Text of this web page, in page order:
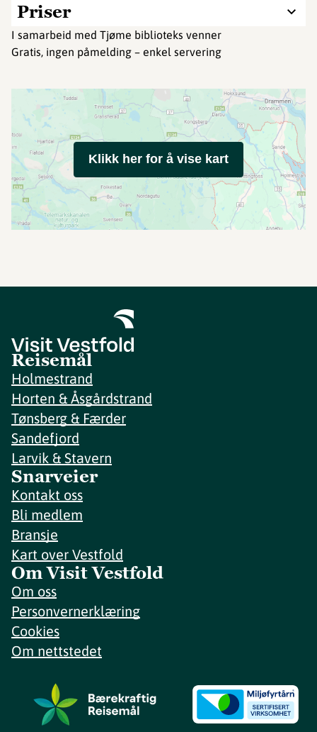
Priser
I samarbeid med Tjøme biblioteks venner
Gratis, ingen påmelding – enkel servering
Klikk her for å vise kart
Reisemål
Holmestrand
Horten & Åsgårdstrand
Tønsberg & Færder
Sandefjord
Larvik & Stavern
Snarveier
Kontakt oss
Bli medlem
Bransje
Kart over Vestfold
Om Visit Vestfold
Om oss
Personvernerklæring
Cookies
Om nettstedet